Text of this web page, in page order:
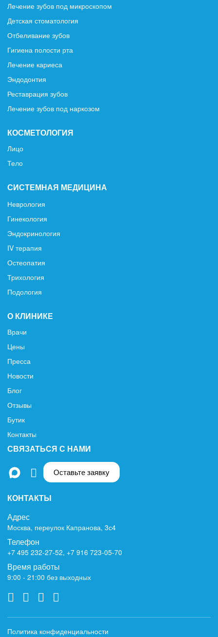
Лечение зубов под микроскопом
Детская стоматология
Отбеливание зубов
Гигиена полости рта
Лечение кариеса
Эндодонтия
Реставрация зубов
Лечение зубов под наркозом
КОСМЕТОЛОГИЯ
Лицо
Тело
СИСТЕМНАЯ МЕДИЦИНА
Неврология
Гинекология
Эндокринология
IV терапия
Остеопатия
Трихология
Подология
О КЛИНИКЕ
Врачи
Цены
Пресса
Новости
Блог
Отзывы
Бутик
Контакты
СВЯЗАТЬСЯ С НАМИ
Оставьте заявку
КОНТАКТЫ
Адрес
Москва, переулок Капранова, 3с4
Телефон
+7 495 232-27-52, +7 916 723-05-70
Время работы
9:00 - 21:00 без выходных
Политика конфиденциальности